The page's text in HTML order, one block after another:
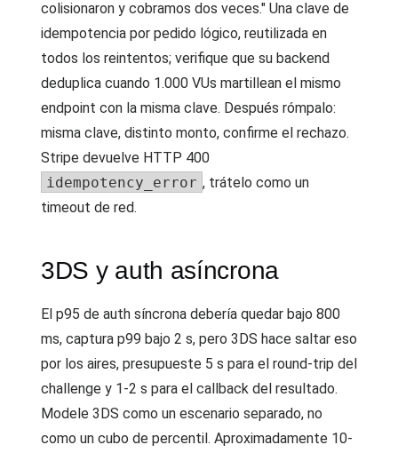
colisionaron y cobramos dos veces." Una clave de
idempotencia por pedido lógico, reutilizada en
todos los reintentos; verifique que su backend
deduplica cuando 1.000 VUs martillean el mismo
endpoint con la misma clave. Después rómpalo:
misma clave, distinto monto, confirme el rechazo.
Stripe devuelve HTTP 400
idempotency_error , trátelo como un
timeout de red.
3DS y auth asíncrona
El p95 de auth síncrona debería quedar bajo 800
ms, captura p99 bajo 2 s, pero 3DS hace saltar eso
por los aires, presupueste 5 s para el round-trip del
challenge y 1-2 s para el callback del resultado.
Modele 3DS como un escenario separado, no
como un cubo de percentil. Aproximadamente 10-